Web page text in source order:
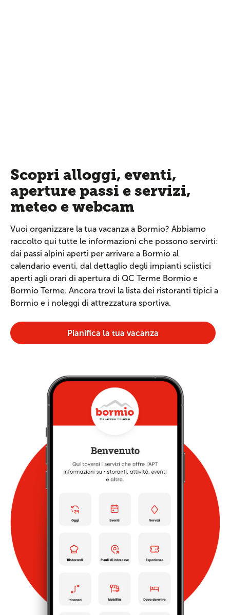
Scopri alloggi, eventi,
aperture passi e servizi,
meteo e webcam
Vuoi organizzare la tua vacanza a Bormio? Abbiamo
raccolto qui tutte le informazioni che possono servirti:
dai passi alpini aperti per arrivare a Bormio al
calendario eventi, dal dettaglio degli impianti sciistici
aperti agli orari di apertura di QC Terme Bormio e
Bormio Terme. Ancora trovi la lista dei ristoranti tipici a
Bormio e i noleggi di attrezzatura sportiva.
Pianifica la tua vacanza